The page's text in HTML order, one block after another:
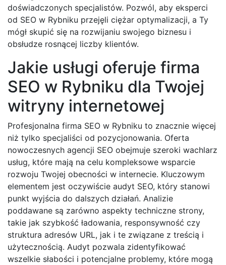
doświadczonych specjalistów. Pozwól, aby eksperci
od SEO w Rybniku przejęli ciężar optymalizacji, a Ty
mógł skupić się na rozwijaniu swojego biznesu i
obsłudze rosnącej liczby klientów.
Jakie usługi oferuje firma
SEO w Rybniku dla Twojej
witryny internetowej
Profesjonalna firma SEO w Rybniku to znacznie więcej
niż tylko specjaliści od pozycjonowania. Oferta
nowoczesnych agencji SEO obejmuje szeroki wachlarz
usług, które mają na celu kompleksowe wsparcie
rozwoju Twojej obecności w internecie. Kluczowym
elementem jest oczywiście audyt SEO, który stanowi
punkt wyjścia do dalszych działań. Analizie
poddawane są zarówno aspekty techniczne strony,
takie jak szybkość ładowania, responsywność czy
struktura adresów URL, jak i te związane z treścią i
użytecznością. Audyt pozwala zidentyfikować
wszelkie słabości i potencjalne problemy, które mogą